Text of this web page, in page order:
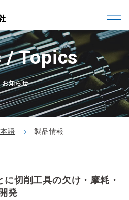
/ Topics
お知らせ
語 製品情報
切削工具の欠け・摩耗・
発